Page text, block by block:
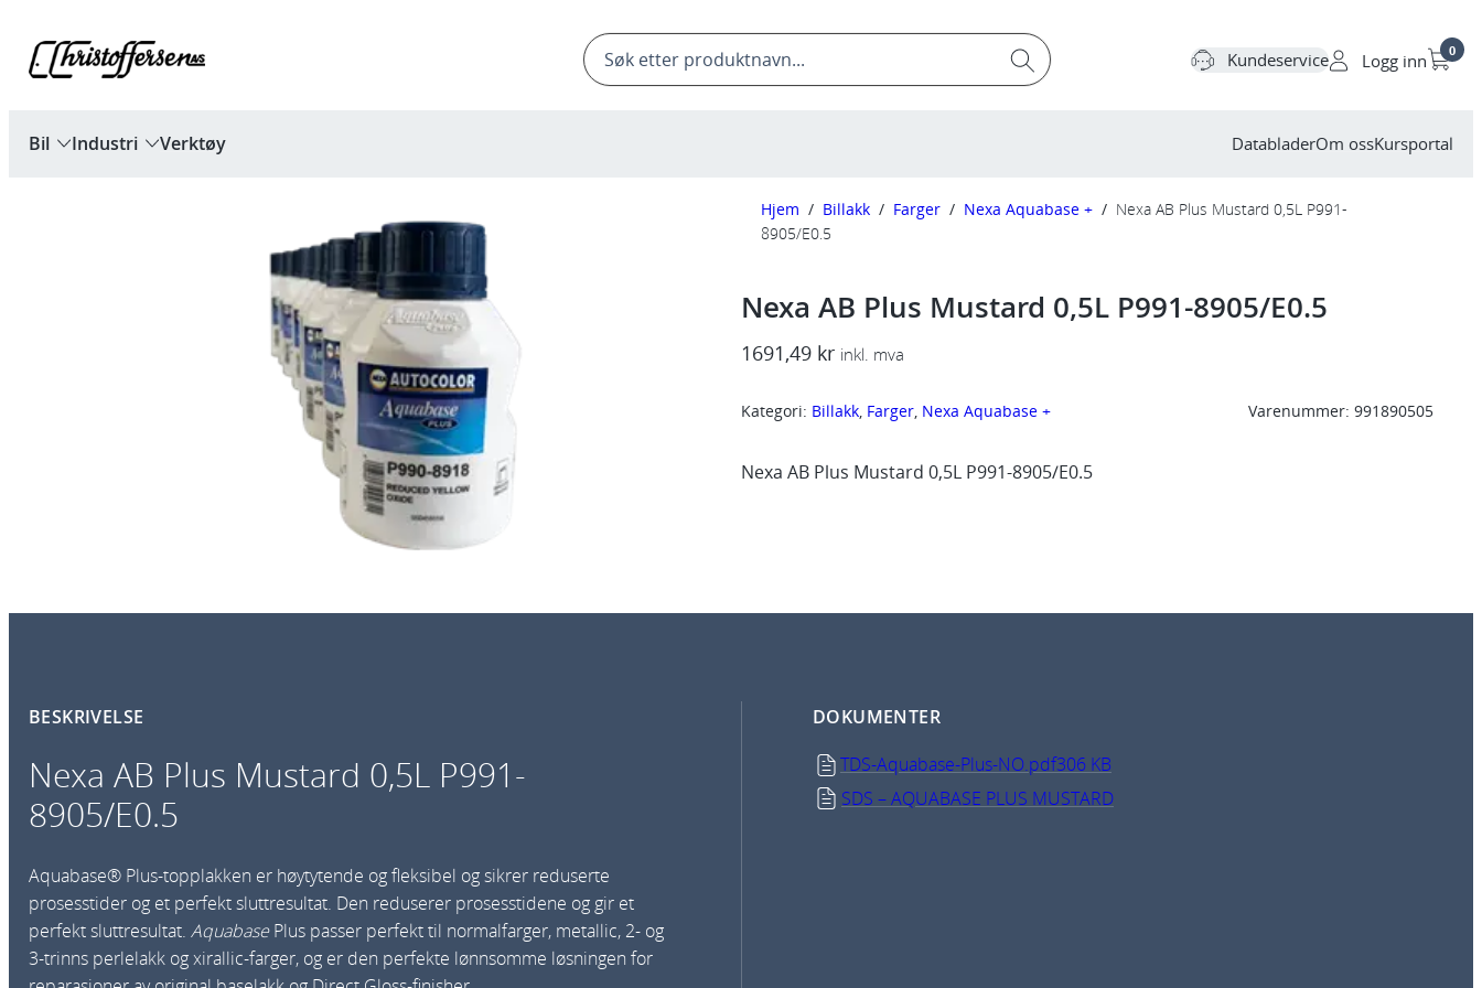
innhold
Products
search Kundeservice Logg inn 0
Bil Industri Verktøy DatabladerOm ossKursportal
Hjem / Billakk / Farger / Nexa Aquabase + / Nexa AB Plus Mustard 0,5L P991-
8905/E0.5
Nexa AB Plus Mustard 0,5L P991-8905/E0.5
1691,49 kr inkl. mva
Kategori: Billakk, Farger, Nexa Aquabase + Varenummer: 991890505
Nexa AB Plus Mustard 0,5L P991-8905/E0.5
BESKRIVELSE
Nexa AB Plus Mustard 0,5L P991-
8905/E0.5
Aquabase® Plus-topplakken er høytytende og fleksibel og sikrer reduserte
prosesstider og et perfekt sluttresultat. Den reduserer prosesstidene og gir et
perfekt sluttresultat. AquabasePlus passer perfekt til normalfarger, metallic, 2- og
3-trinns perlelakk og xirallic-farger, og er den perfekte lønnsomme løsningen for
DOKUMENTER
TDS-Aquabase-Plus-NO.pdf306 KB
SDS – AQUABASE PLUS MUSTARD